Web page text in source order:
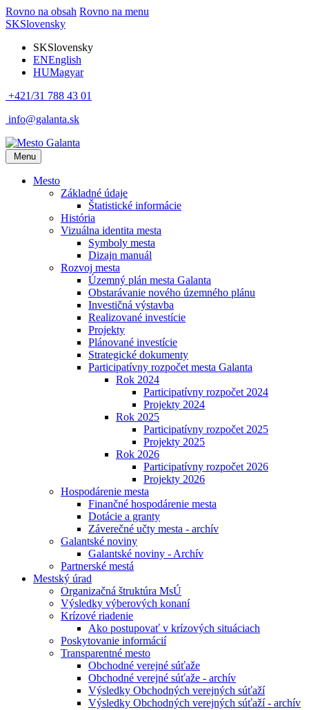
Rovno na obsah Rovno na menu
SKSlovensky
SKSlovensky
ENEnglish
HUMagyar
+421/31 788 43 01
info@galanta.sk
Menu
Mesto
Základné údaje
Štatistické informácie
História
Vizuálna identita mesta
Symboly mesta
Dizajn manuál
Rozvoj mesta
Územný plán mesta Galanta
Obstarávanie nového územného plánu
Investičná výstavba
Realizované investície
Projekty
Plánované investície
Strategické dokumenty
Participatívny rozpočet mesta Galanta
Rok 2024
Participatívny rozpočet 2024
Projekty 2024
Rok 2025
Participatívny rozpočet 2025
Projekty 2025
Rok 2026
Participatívny rozpočet 2026
Projekty 2026
Hospodárenie mesta
Finančné hospodárenie mesta
Dotácie a granty
Záverečné učty mesta - archív
Galantské noviny
Galantské noviny - Archív
Partnerské mestá
Mestský úrad
Organizačná štruktúra MsÚ
Výsledky výberových konaní
Krízové riadenie
Ako postupovať v krízových situáciach
Poskytovanie informácií
Transparentné mesto
Obchodné verejné súťaže
Obchodné verejné súťaže - archív
Výsledky Obchodných verejných súťaží
Výsledky Obchodných verejných súťaží - archív